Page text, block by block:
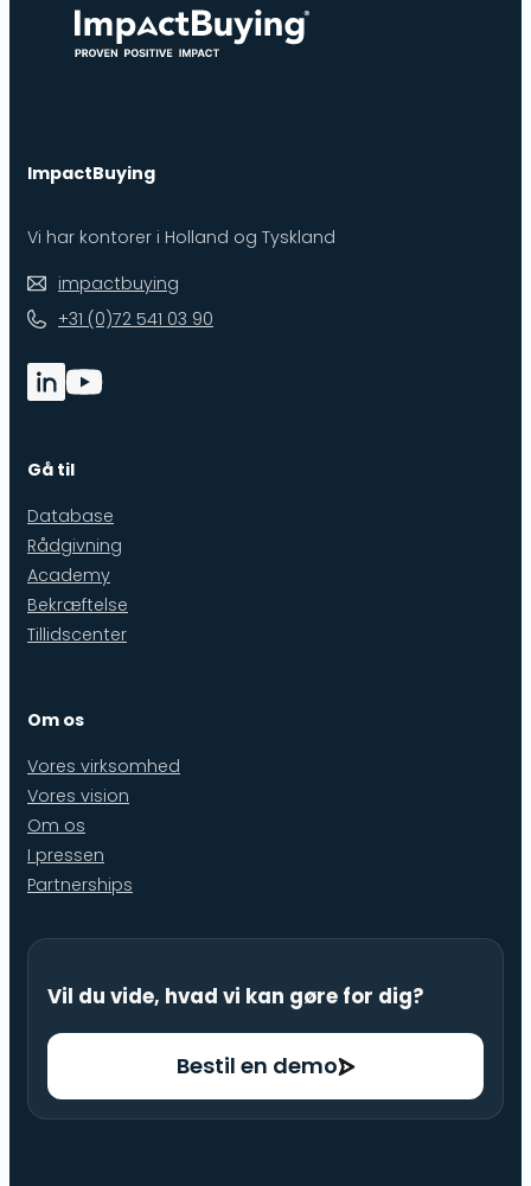
ImpactBuying
Vi har kontorer i Holland og Tyskland
impactbuying
+31 (0)72 541 03 90
Gå til
Database
Rådgivning
Academy
Bekræftelse
Tillidscenter
Om os
Vores virksomhed
Vores vision
Om os
I pressen
Partnerships
Vil du vide, hvad vi kan gøre for dig?
Bestil en demo